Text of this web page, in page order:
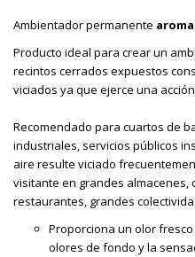
Ambientador permanente
Producto ideal para crear un
recintos cerrados expuestos
viciados ya que ejerce una
Recomendado para cuartos de
industriales, servicios públicos
aire resulte viciado
visitante en grandes almacenes,
restaurantes, grandes
Proporciona un olor
olores de fondo y la